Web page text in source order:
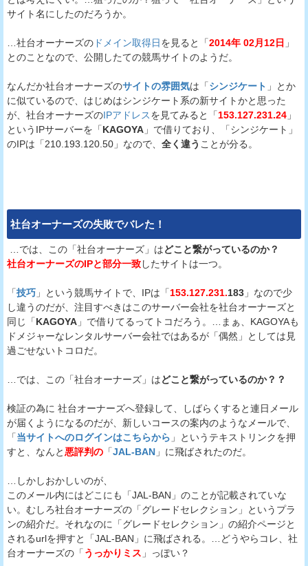
サイト名にしたのだろうか。
…社台オーナーズの ドメイン取得日を見ると「2014年 02月12日 」
とのことなので、公開したての競馬サイトのようだ。
なんだか社台オーナーズのサイトの雰囲気は「シンジケート 」とか
に似ているので、はじめはシンジケート系の新サイトかと思った
が、社台オーナーズのIPアドレスを見てみると「153.127.231.24 」
というIPサーバーを「KAGOYA 」で借りており、「シンジケート」
のIPは「210.193.120.50」なので、 全く違う ことが分る。
社台オーナーズの失敗でバレた！
…では、この「社台オーナーズ」はどこと繋がっているのか？
社台オーナーズのIPと部分一致したサイトは一つ。
「技巧 」という競馬サイトで、IPは「153.127.231.183 」なので少
し違うのだが、注目すべきはこのサーバー会社を社台オーナーズと
同じ「KAGOYA 」で借りてるってトコだろう。…まぁ、KAGOYAも
ドメジャーなレンタルサーバー会社ではあるが「偶然」としては見
過ごせないトコロだ。
…では、この「社台オーナーズ」はどこと繋がっているのか？？
検証の為に 社台オーナーズへ登録して、しばらくすると連日メール
が届くようになるのだが、新しいコースの案内のようなメールで、
「当サイトへのログインはこちらから 」というテキストリンクを押
すと、なんと 悪評判の 「JAL-BAN 」に飛ばされたのだ。
…しかしおかしいのが、
このメール内にはどこにも「JAL-BAN」のことが記載されていな
い。むしろ社台オーナーズの「グレードセレクション」というプラ
ンの紹介だ。それなのに「グレードセレクション」の紹介ページと
されるurlを押すと「JAL-BAN」に飛ばされる。…どうやらコレ、社
台オーナーズの「 うっかりミス 」っぽい？